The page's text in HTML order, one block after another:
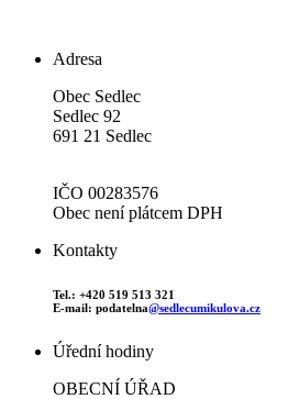
Adresa
Obec Sedlec
Sedlec 92
691 21 Sedlec
IČO 00283576
Obec není plátcem DPH
Kontakty
Tel.: +420 519 513 321
E-mail: podatelna@sedlecumikulova.cz
Úřední hodiny
OBECNÍ ÚŘAD